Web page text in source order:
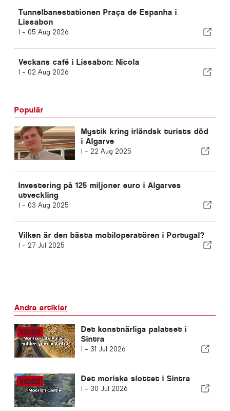
Tunnelbanestationen Praça de Espanha i
Lissabon
I - 05 Aug 2026
Veckans café i Lissabon: Nicola
I - 02 Aug 2026
Populär
Mystik kring irländsk turists död
i Algarve
I - 22 Aug 2025
Investering på 125 miljoner euro i Algarves
utveckling
I - 03 Aug 2025
Vilken är den bästa mobiloperatören i Portugal?
I - 27 Jul 2025
Andra artiklar
Det konstnärliga palatset i
Sintra
I - 31 Jul 2026
Det moriska slottet i Sintra
I - 30 Jul 2026